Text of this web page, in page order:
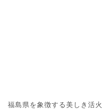
福島県を象徴する美しき活火